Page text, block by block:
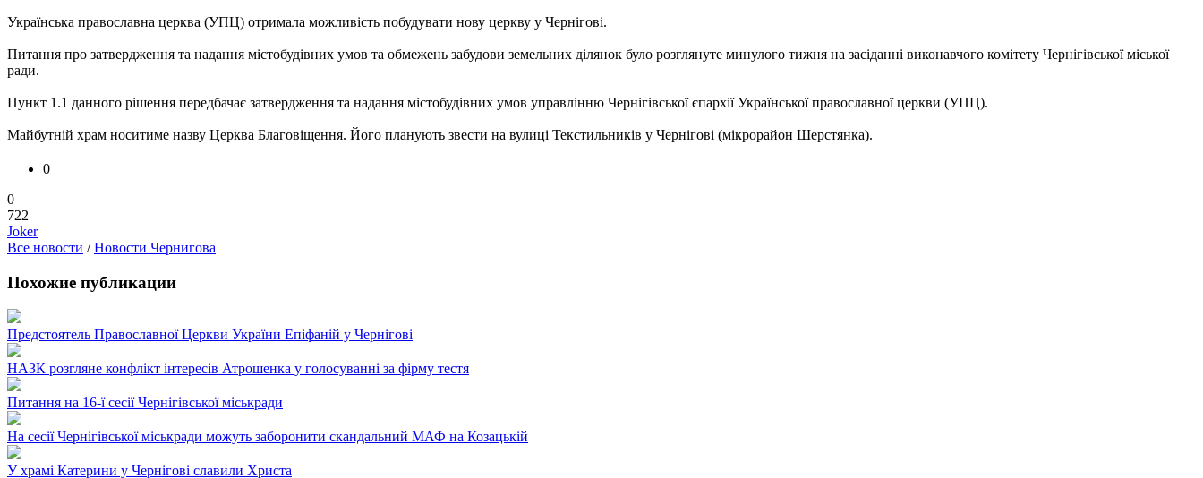
Українська православна церква (УПЦ) отримала можливість побудувати нову церкву у Чернігові.
Питання про затвердження та надання містобудівних умов та обмежень забудови земельних ділянок було розглянуте минулого тижня на засіданні виконавчого комітету Чернігівської міської
ради.
Пункт 1.1 данного рішення передбачає затвердження та надання містобудівних умов управлінню Чернігівської єпархії Української православної церкви (УПЦ).
Майбутній храм носитиме назву Церква Благовіщення. Його планують звести на вулиці Текстильників у Чернігові (мікрорайон Шерстянка).
0
0
722
Joker
Все новости /Новости Чернигова
Похожие публикации
Предстоятель Православної Церкви України Епіфаній у Чернігові
НАЗК розгляне конфлікт інтересів Атрошенка у голосуванні за фірму тестя
Питання на 16-ї сесії Чернігівської міськради
На сесії Чернігівської міськради можуть заборонити скандальний МАФ на Козацькій
У храмі Катерини у Чернігові славили Христа